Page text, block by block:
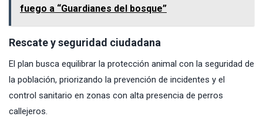
fuego a “Guardianes del bosque”
Rescate y seguridad ciudadana
El plan busca equilibrar la protección animal con la seguridad de
la población, priorizando la prevención de incidentes y el
control sanitario en zonas con alta presencia de perros
callejeros.